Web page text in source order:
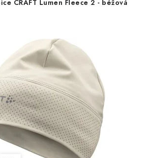
CRAFT Lumen Fleece 2 - béžová